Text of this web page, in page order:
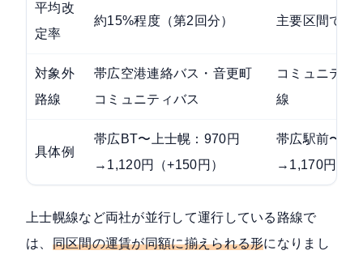
平均改
定率
約15%程度（第2回分） 主要区間で
対象外
路線
帯広空港連絡バス・音更町
コミュニティバス
コミュニティ
線
具体例
帯広BT〜上士幌：970円
→1,120円（+150円）
帯広駅前〜鹿
→1,170円（
上士幌線など両社が並行して運行している路線で
は、 同区間の運賃が同額に揃えられる形になりまし